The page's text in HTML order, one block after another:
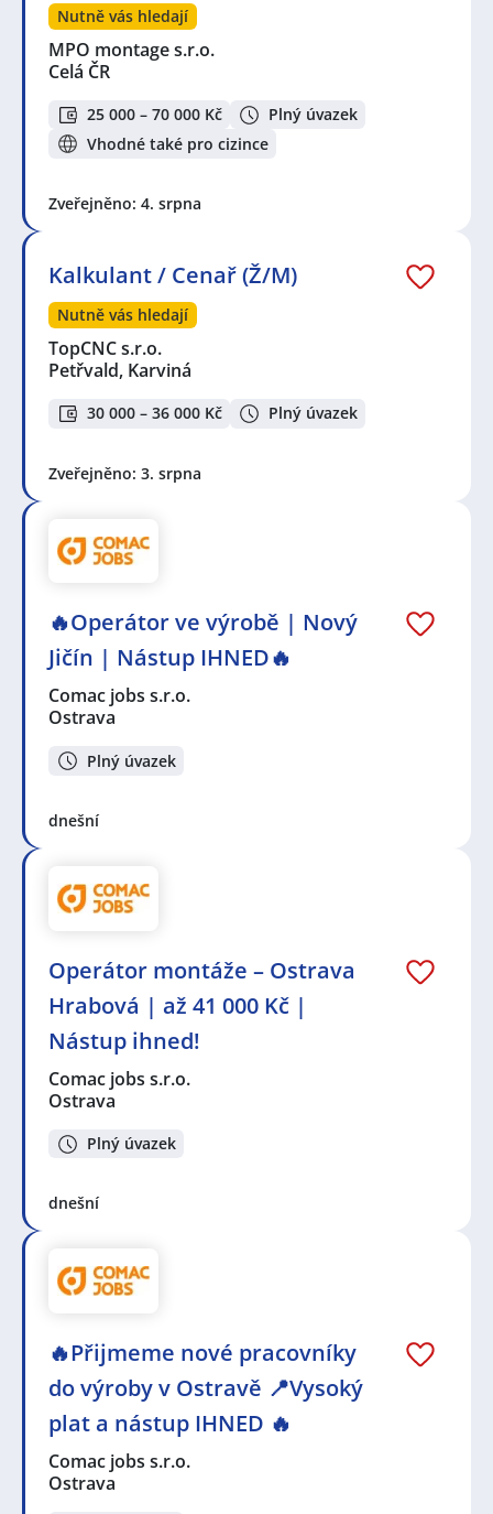
Nutně vás hledají
MPO montage s.r.o.
Celá ČR
25 000 – 70 000 Kč
Plný úvazek
Vhodné také pro cizince
Zveřejněno: 4. srpna
Kalkulant / Cenař (Ž/M)
Nutně vás hledají
TopCNC s.r.o.
Petřvald, Karviná
30 000 – 36 000 Kč Plný úvazek
Zveřejněno: 3. srpna
🔥Operátor ve výrobě | Nový
Jičín | Nástup IHNED🔥
Comac jobs s.r.o.
Ostrava
Plný úvazek
dnešní
Operátor montáže – Ostrava
Hrabová | až 41 000 Kč |
Nástup ihned!
Comac jobs s.r.o.
Ostrava
Plný úvazek
dnešní
🔥Přijmeme nové pracovníky
do výroby v Ostravě 📍Vysoký
plat a nástup IHNED 🔥
Comac jobs s.r.o.
Ostrava